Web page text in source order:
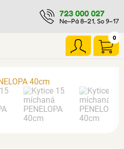
723 000 027
Ne–Pá 8–21, So 9–17
0